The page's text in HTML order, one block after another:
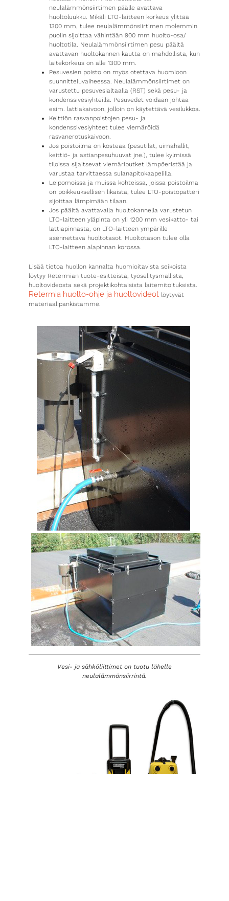
neulalämmönsiirtimen päälle avattava
huoltoluukku. Mikäli LTO-laitteen korkeus ylittää
1300 mm, tulee neulalämmönsiirtimen molemmin
puolin sijoittaa vähintään 900 mm huolto-osa/
huoltotila. Neulalämmönsiirtimen pesu päältä
avattavan huoltokannen kautta on mahdollista, kun
laitekorkeus on alle 1300 mm.
Pesuvesien poisto on myös otettava huomioon
suunnitteluvaiheessa. Neulalämmönsiirtimet on
varustettu pesuvesialtaalla (RST) sekä pesu- ja
kondenssivesiyhteillä. Pesuvedet voidaan johtaa
esim. lattiakaivoon, jolloin on käytettävä vesilukkoa.
Keittiön rasvanpoistojen pesu- ja
kondenssivesiyhteet tulee viemäröidä
rasvanerotuskaivoon.
Jos poistoilma on kosteaa (pesutilat, uimahallit,
keittiö- ja astianpesuhuuvat jne.), tulee kylmissä
tiloissa sijaitsevat viemäriputket lämpöeristää ja
varustaa tarvittaessa sulanapitokaapelilla.
Leipomoissa ja muissa kohteissa, joissa poistoilma
on poikkeuksellisen likaista, tulee LTO-poistopatteri
sijoittaa lämpimään tilaan.
Jos päältä avattavalla huoltokannella varustetun
LTO-laitteen yläpinta on yli 1200 mm vesikatto- tai
lattiapinnasta, on LTO-laitteen ympärille
asennettava huoltotasot. Huoltotason tulee olla
LTO-laitteen alapinnan korossa.
Lisää tietoa huollon kannalta huomioitavista seikoista
löytyy Retermian tuote-esitteistä, työselitysmallista,
huoltovideosta sekä projektikohtaisista laitemitoituksista.
Retermia huolto-ohje ja huoltovideot löytyvät
materiaalipankistamme.
Vesi- ja sähköliittimet on tuotu lähelle
neulalämmönsiirrintä.